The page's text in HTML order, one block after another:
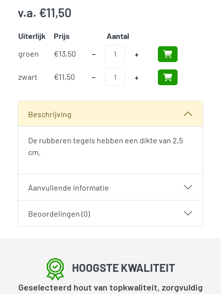
v.a. €11,50
Uiterlijk Prijs Aantal
groen
€13,50 −
Rubbertegel aantal
+
zwart €11,50 −
Rubbertegel aantal
+
Beschrijving
De rubberen tegels hebben een dikte van 2,5
cm.
Aanvullende informatie
Beoordelingen (0)
HOOGSTE KWALITEIT
Geselecteerd hout van topkwaliteit, zorgvuldig